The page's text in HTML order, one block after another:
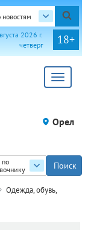
новостям
18+
2026 г.
четверг
Toggle
Орел
по
Одежда, обувь,